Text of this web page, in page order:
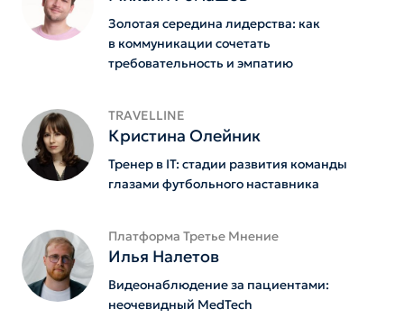
Золотая середина лидерства: как
в коммуникации сочетать
требовательность и эмпатию
TRAVELLINE
Кристина Олейник
Тренер в IT: стадии развития команды
глазами футбольного наставника
Платформа Третье Мнение
Илья Налетов
Видеонаблюдение за пациентами:
неочевидный MedTech